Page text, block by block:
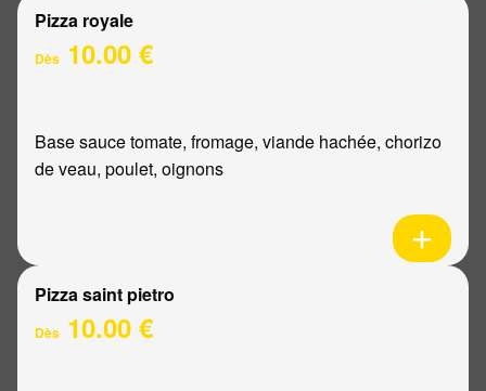
Pizza royale
Dès 10.00 €
Base sauce tomate, fromage, viande hachée, chorizo
de veau, poulet, oignons
Pizza saint pietro
Dès 10.00 €